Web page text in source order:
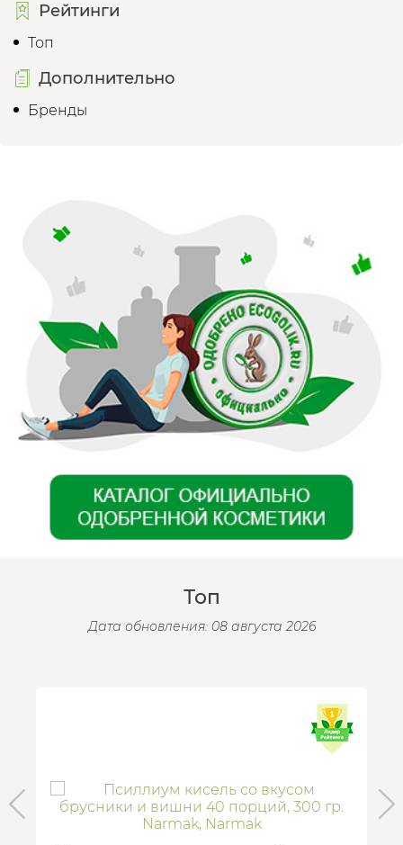
Рейтинги
Топ
Дополнительно
Бренды
Топ
Дата обновления: 08 августа 2026